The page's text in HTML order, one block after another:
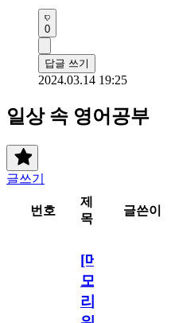
0
답글 쓰기
2024.03.14 19:25
일상 속 영어공부
글쓰기
번호
제
목
글쓴이
[메
모
리